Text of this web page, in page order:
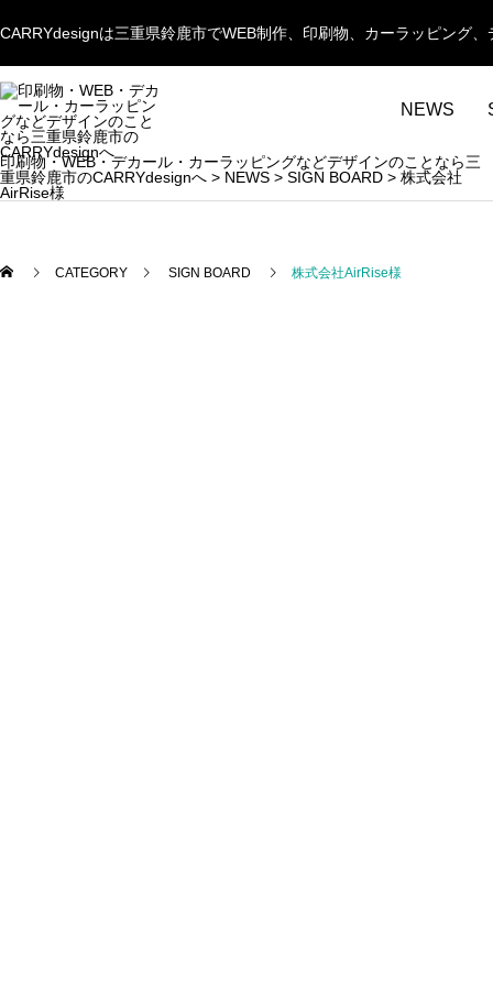
CARRYdesignは三重県鈴鹿市でWEB制作、印刷物、カーラッピング
NEWS
印刷物・WEB・デカール・カーラッピングなどデザインのことなら三
重県鈴鹿市のCARRYdesignへ > NEWS > SIGN BOARD > 株式会社
AirRise様
CATEGORY SIGN BOARD 株式会社AirRise様